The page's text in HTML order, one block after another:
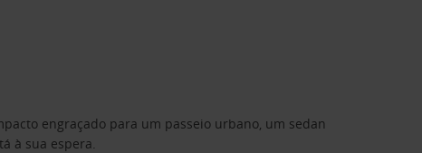
engraçado para um passeio urbano, um sedan
à sua espera.